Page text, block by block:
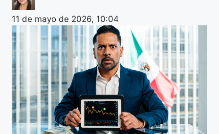
11 de mayo de 2026, 10:04